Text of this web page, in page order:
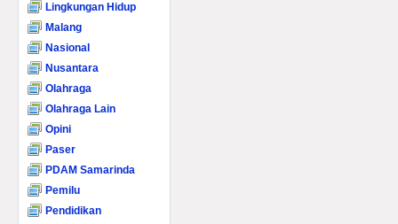
Lingkungan Hidup
Malang
Nasional
Nusantara
Olahraga
Olahraga Lain
Opini
Paser
PDAM Samarinda
Pemilu
Pendidikan